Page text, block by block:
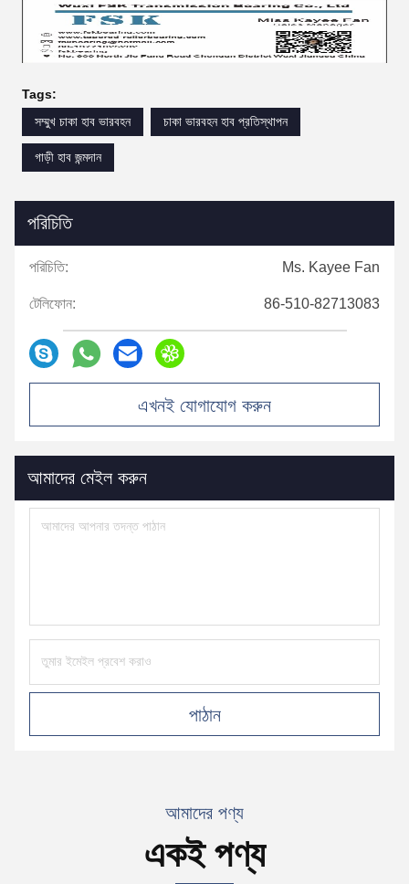
Tags:
সম্মুখ চাকা হাব ভারবহন
চাকা ভারবহন হাব প্রতিস্থাপন
গাড়ী হাব জন্মদান
পরিচিতি
পরিচিতি: Ms. Kayee Fan
টেলিফোন: 86-510-82713083
এখনই যোগাযোগ করুন
আমাদের মেইল ​​করুন
পাঠান
আমাদের পণ্য
একই পণ্য